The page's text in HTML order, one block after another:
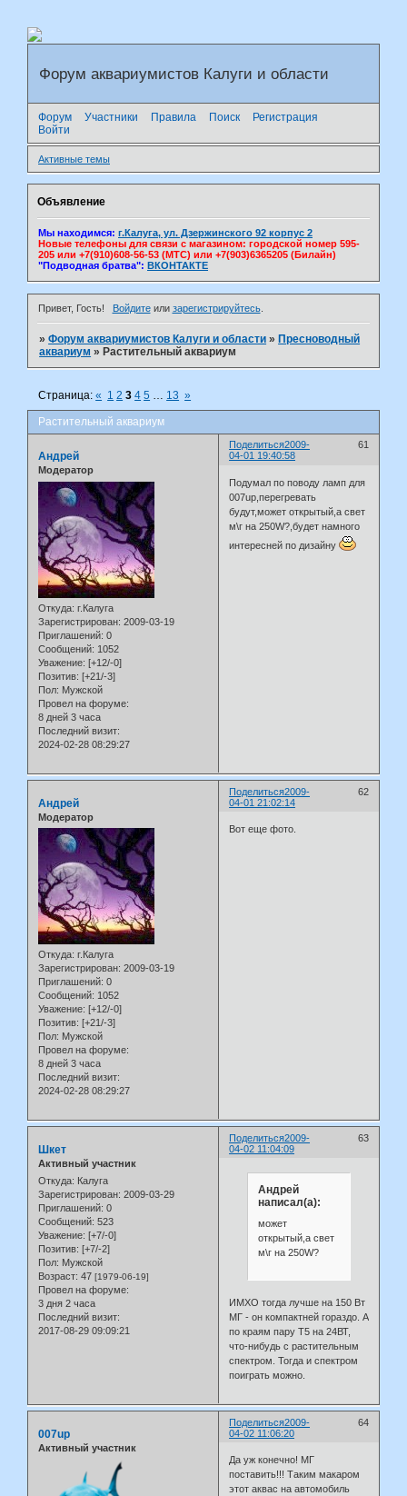
Форум аквариумистов Калуги и области
Форум Участники Правила Поиск
Регистрация
Войти
Активные темы
Объявление
Мы находимся: г.Калуга, ул. Дзержинского 92 корпус 2
Новые телефоны для связи с магазином: городской номер 595-
205 или +7(910)608-56-53 (МТС) или +7(903)6365205 (Билайн)
"Подводная братва": ВКОНТАКТЕ
Привет, Гость! Войдитеили зарегистрируйтесь.
»Форум аквариумистов Калуги и области » Пресноводный
аквариум » Растительный аквариум
Растительный аквариум
Страница:« 1 2 3 4 5 … 13 »
Поделиться 61
2009-
04-01 19:40:58
Андрей
Модератор
Откуда: г.Калуга
Зарегистрирован: 2009-03-19
Приглашений: 0
Сообщений: 1052
Уважение: [+12/-0]
Позитив: [+21/-3]
Пол: Мужской
Провел на форуме:
8 дней 3 часа
Последний визит:
2024-02-28 08:29:27
Подумал по поводу ламп для
007up,перегревать
будут,может открытый,а свет
м\г на 250W?,будет намного
интересней по дизайну
Поделиться 62
2009-
04-01 21:02:14
Андрей
Модератор
Откуда: г.Калуга
Зарегистрирован: 2009-03-19
Приглашений: 0
Сообщений: 1052
Уважение: [+12/-0]
Позитив: [+21/-3]
Пол: Мужской
Провел на форуме:
8 дней 3 часа
Последний визит:
2024-02-28 08:29:27
Вот еще фото.
Поделиться 63
2009-
04-02 11:04:09
Шкет
Активный участник
Откуда: Калуга
Зарегистрирован: 2009-03-29
Приглашений: 0
Сообщений: 523
Уважение: [+7/-0]
Позитив: [+7/-2]
Пол: Мужской
Возраст: 47 [1979-06-19]
Провел на форуме:
3 дня 2 часа
Последний визит:
2017-08-29 09:09:21
Андрей
написал(а):
может
открытый,а свет
м\г на 250W?
ИМХО тогда лучше на 150 Вт
МГ - он компактней гораздо. А
по краям пару Т5 на 24ВТ,
что-нибудь с растительным
спектром. Тогда и спектром
поиграть можно.
Поделиться 64
2009-
04-02 11:06:20
007up
Активный участник
Да уж конечно! МГ
поставить!!! Таким макаром
этот аквас на автомобиль